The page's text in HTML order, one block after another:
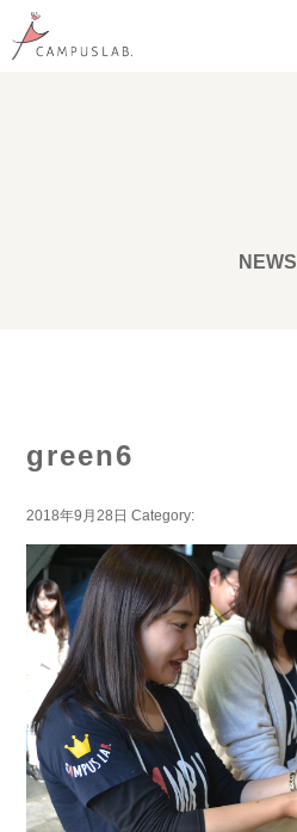
NEWS
green6
2018年9月28日 Category: